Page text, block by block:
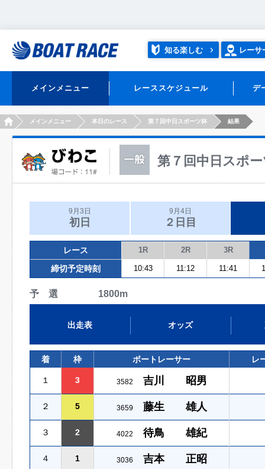
知る楽しむ レーサ
メインメニュー レーススケジュール デ
HOMEメインメニュー 本日のレース 第７回中日スポーツ杯 結果
第７回中日スポ
9月3日
初日
9月4日
２日目
レース 1R 2R 3R
締切予定時刻 10:43 11:12 11:41
予 選 1800m
出走表 オッズ
着 枠 ボートレーサー レ
１ 3 3582 吉川 昭男
２ 5 3659 藤生 雄人
３ 2 4022 待鳥 雄紀
４ 1 3036 吉本 正昭